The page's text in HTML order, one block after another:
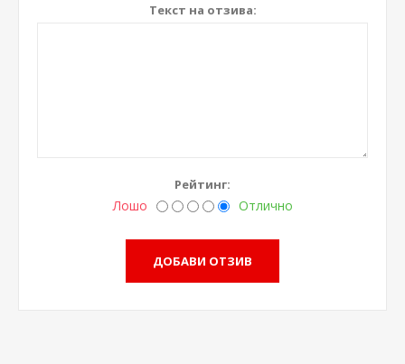
Текст на отзива:
Рейтинг:
Лошо Отлично